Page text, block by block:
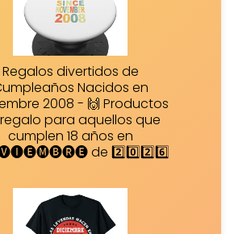
Regalos divertidos de
Nacidos en
2008 - 🙌 Productos
para aquellos que
cumplen 18 años en
de 2️⃣0️⃣2️⃣6️⃣